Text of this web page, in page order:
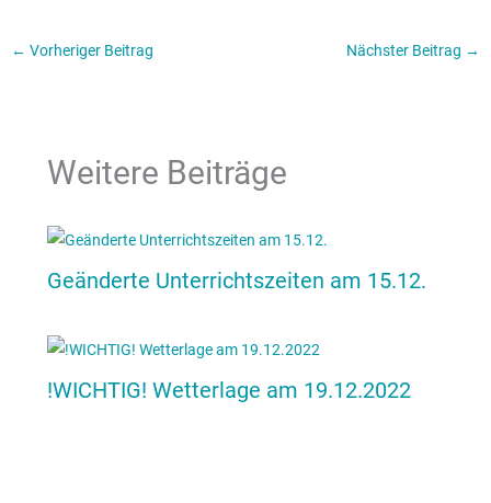
← Vorheriger Beitrag Nächster Beitrag →
Weitere Beiträge
Geänderte Unterrichtszeiten am 15.12.
!WICHTIG! Wetterlage am 19.12.2022